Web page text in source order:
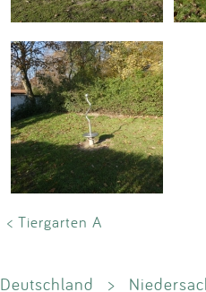
< Tiergarten A
Deutschland >